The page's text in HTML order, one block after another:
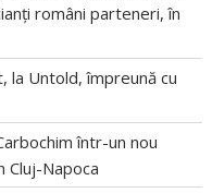
români parteneri, în
la Untold, împreună cu
într-un nou
Cluj-Napoca